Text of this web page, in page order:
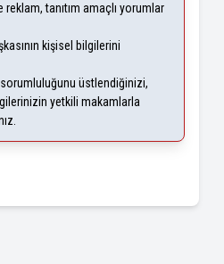
reklam, tanıtım amaçlı yorumlar
kişisel bilgilerini
sorumluluğunu üstlendiğinizi,
yetkili makamlarla